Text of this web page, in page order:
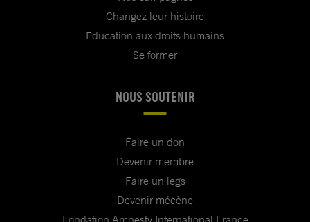
Changez leur histoire
Education aux droits humains
Se former
NOUS SOUTENIR
Faire un don
Devenir membre
Faire un legs
Devenir mécène